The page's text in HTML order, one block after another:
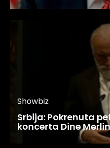
Showbiz
Srbija: Pokrenuta
koncerta Dine